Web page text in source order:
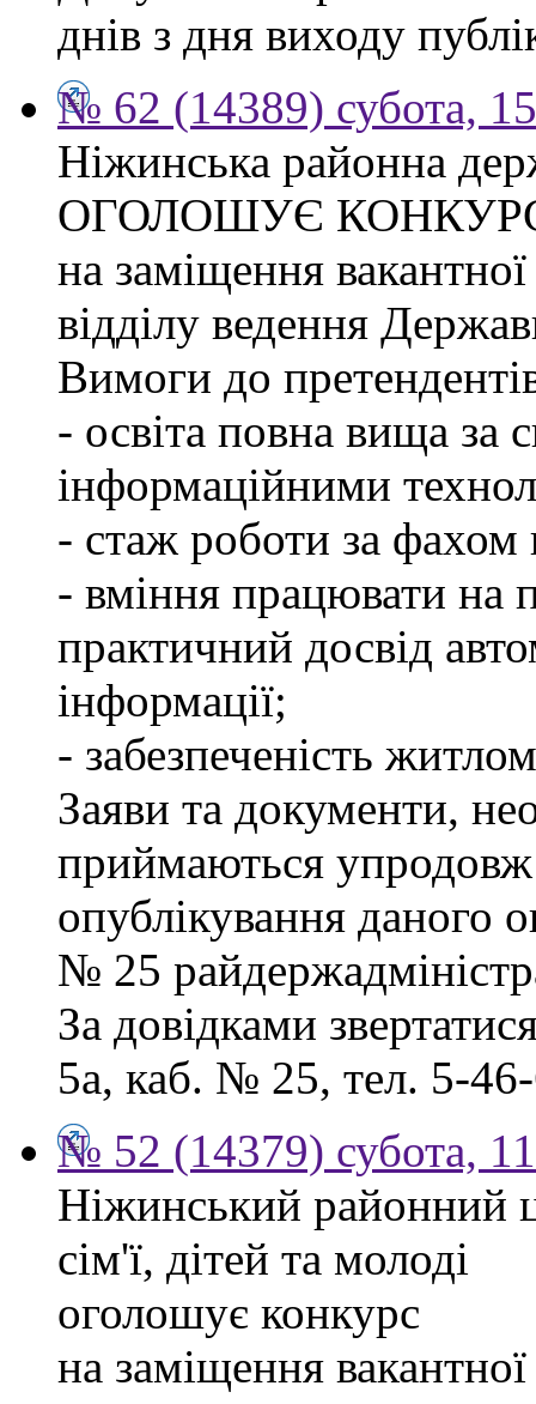
днів з дня виходу
№ 62 (14389) субота,
Ніжинська районна
ОГОЛОШУЄ
на заміщення вакантної
відділу ведення
Вимоги до
- освіта повна вища за
інформаційними
- стаж роботи за
- вміння працювати на
практичний досвід
інформації;
- забезпеченість
Заяви та документи,
приймаються упродовж
опублікування даного
№ 25
За довідками
5а, каб. № 25, тел. 5-
№ 52 (14379) субота,
Ніжинський районний
сім'ї, дітей та молоді
оголошує конкурс
на заміщення